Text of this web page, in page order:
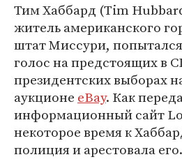
Тим Хаббард (Tim
житель американского
штат Миссури,
голос на предстоящих в
президентских выборах
аукционе eBay. Как
информационный сайт
некоторое время к
полиция и арестовала его.